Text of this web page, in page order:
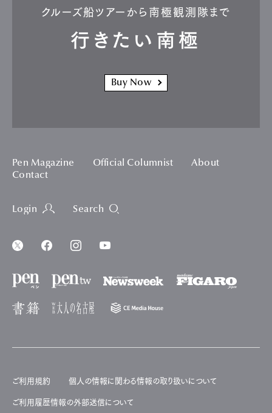
クルーズ船ツアーから南極観測隊まで
行きたい南極
Buy Now
Pen Magazine Official Columnist
About
Contact
Login Search
ご利用規約 個人の情報に関わる情報の取り扱いについて
ご利用履歴情報の外部送信について